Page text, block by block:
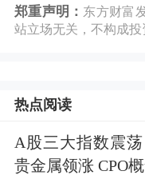
郑重声明： 东方财富
站立场无关，不构成投
热点阅读
A股三大指数震荡
贵金属领涨 CPO